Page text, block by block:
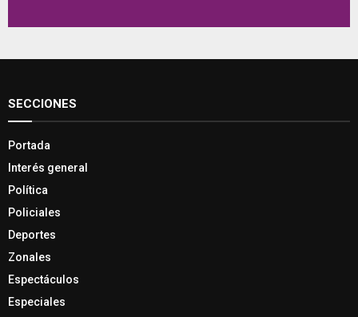
SECCIONES
Portada
Interés general
Política
Policiales
Deportes
Zonales
Espectáculos
Especiales